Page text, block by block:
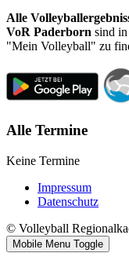
Alle
VoR Paderborn sind
"Mein Volleyball" zu
Alle Termine
Keine Termine
Impressum
Datenschutz
© Volleyball
Mobile Menu Toggle